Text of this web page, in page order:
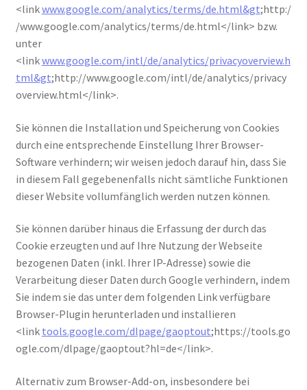
<linkwww.google.com/analytics/terms/de.html&gt;http:/
/www.google.com/analytics/terms/de.html</link> bzw.
unter
<linkwww.google.com/intl/de/analytics/privacyoverview.h
tml&gt;http://www.google.com/intl/de/analytics/privacy
overview.html</link>.
Sie können die Installation und Speicherung von Cookies
durch eine entsprechende Einstellung Ihrer Browser-
Software verhindern; wir weisen jedoch darauf hin, dass Sie
in diesem Fall gegebenenfalls nicht sämtliche Funktionen
dieser Website vollumfänglich werden nutzen können.
Sie können darüber hinaus die Erfassung der durch das
Cookie erzeugten und auf Ihre Nutzung der Webseite
bezogenen Daten (inkl. Ihrer IP-Adresse) sowie die
Verarbeitung dieser Daten durch Google verhindern, indem
Sie indem sie das unter dem folgenden Link verfügbare
Browser-Plugin herunterladen und installieren
<link tools.google.com/dlpage/gaoptout;https://tools.go
ogle.com/dlpage/gaoptout?hl=de</link>.
Alternativ zum Browser-Add-on, insbesondere bei